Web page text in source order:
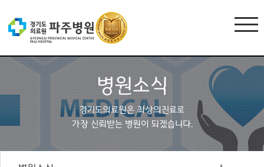
병원소식
경기도의료원은 최상의진료로
가장 신뢰받는 병원이 되겠습니다.